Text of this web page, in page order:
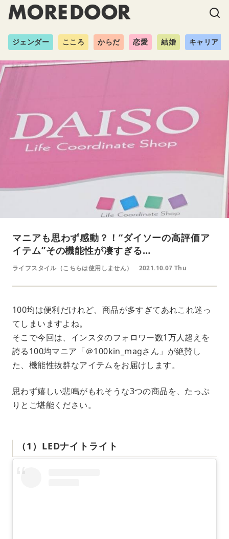
ジェンダー こころ からだ 恋愛 結婚 キャリア
マニアも思わず感動？！“ダイソーの高評価ア
イテム”その機能性が凄すぎる…
ライフスタイル（こちらは使用しません） 2021.10.07 Thu
100均は便利だけれど、商品が多すぎてあれこれ迷っ
てしまいますよね。
そこで今回は、インスタのフォロワー数1万人超えを
誇る100均マニア「＠100kin_magさん」が絶賛し
た、機能性抜群なアイテムをお届けします。
思わず嬉しい悲鳴がもれそうな3つの商品を、たっぷ
りとご堪能ください。
（1）LEDナイトライト